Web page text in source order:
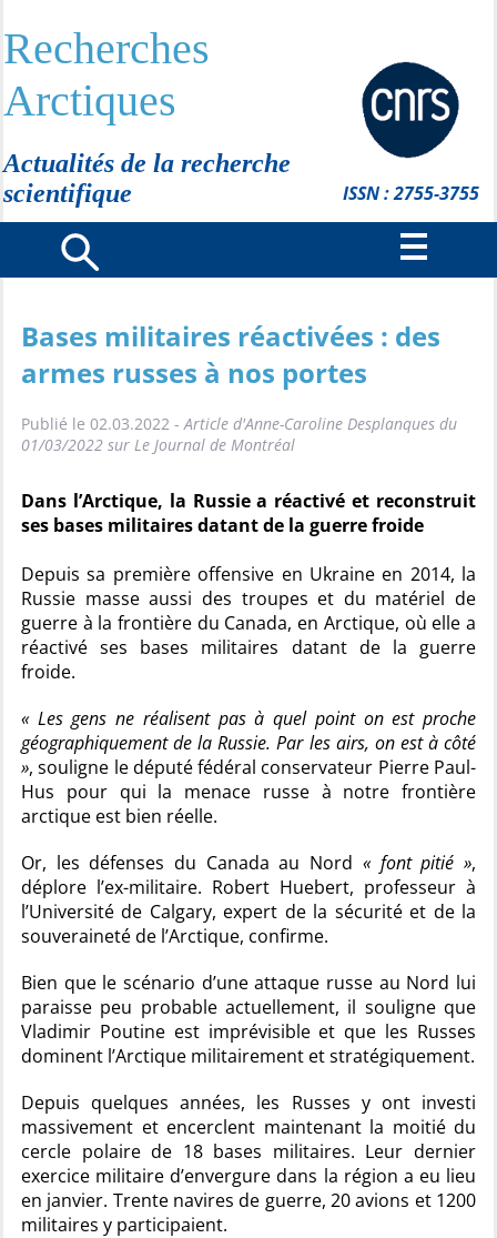
Recherches
Arctiques
Actualités de la recherche
scientifique
ISSN : 2755-3755
Bases militaires réactivées : des
armes russes à nos portes
Publié le 02.03.2022 -Article d'Anne-Caroline Desplanques du
01/03/2022 sur Le Journal de Montréal
Dans l’Arctique, la Russie a réactivé et reconstruit
ses bases militaires datant de la guerre froide
Depuis sa première offensive en Ukraine en 2014, la
Russie masse aussi des troupes et du matériel de
guerre à la frontière du Canada, en Arctique, où elle a
réactivé ses bases militaires datant de la guerre
froide.
« Les gens ne réalisent pas à quel point on est proche
géographiquement de la Russie. Par les airs, on est à côté
», souligne le député fédéral conservateur Pierre Paul-
Hus pour qui la menace russe à notre frontière
arctique est bien réelle.
Or, les défenses du Canada au Nord « font pitié »,
déplore l’ex-militaire. Robert Huebert, professeur à
l’Université de Calgary, expert de la sécurité et de la
souveraineté de l’Arctique, confirme.
Bien que le scénario d’une attaque russe au Nord lui
paraisse peu probable actuellement, il souligne que
Vladimir Poutine est imprévisible et que les Russes
dominent l’Arctique militairement et stratégiquement.
Depuis quelques années, les Russes y ont investi
massivement et encerclent maintenant la moitié du
cercle polaire de 18 bases militaires. Leur dernier
exercice militaire d’envergure dans la région a eu lieu
en janvier. Trente navires de guerre, 20 avions et 1200
militaires y participaient.